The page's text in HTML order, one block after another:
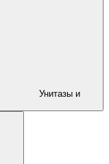
Унитазы и